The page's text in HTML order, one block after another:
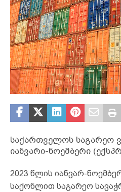
საქართველოს საგარეო
იანვარი-ნოემბერი
2023 წლის იანვარ-
საქონლით საგარეო